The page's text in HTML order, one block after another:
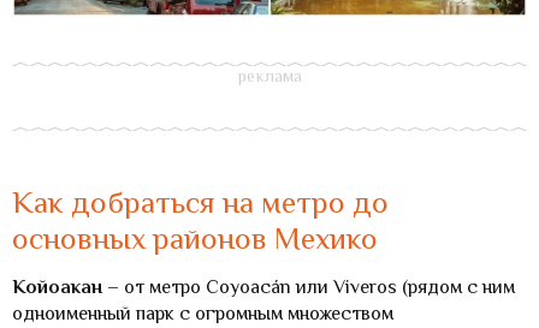
Как добраться на метро до
основных районов Мехико
Койоакан– от метро Coyoacán или Viveros (рядом с ним
одноименный парк с огромным множеством